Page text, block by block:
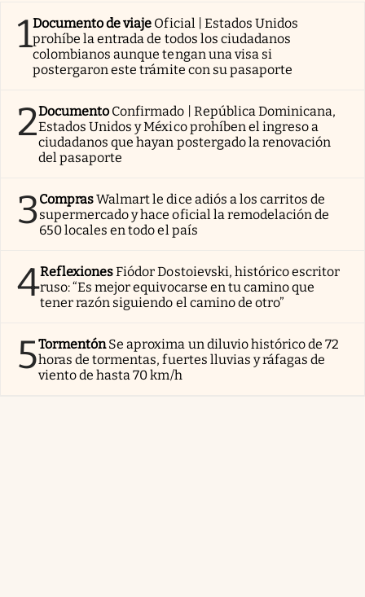
1Documento de viaje Oficial | Estados Unidos
prohíbe la entrada de todos los ciudadanos
colombianos aunque tengan una visa si
postergaron este trámite con su pasaporte
2Documento Confirmado | República Dominicana,
Estados Unidos y México prohíben el ingreso a
ciudadanos que hayan postergado la renovación
del pasaporte
3ComprasWalmart le dice adiós a los carritos de
supermercado y hace oficial la remodelación de
650 locales en todo el país
4ReflexionesFiódor Dostoievski, histórico escritor
ruso: “Es mejor equivocarse en tu camino que
tener razón siguiendo el camino de otro”
5TormentónSe aproxima un diluvio histórico de 72
horas de tormentas, fuertes lluvias y ráfagas de
viento de hasta 70 km/h